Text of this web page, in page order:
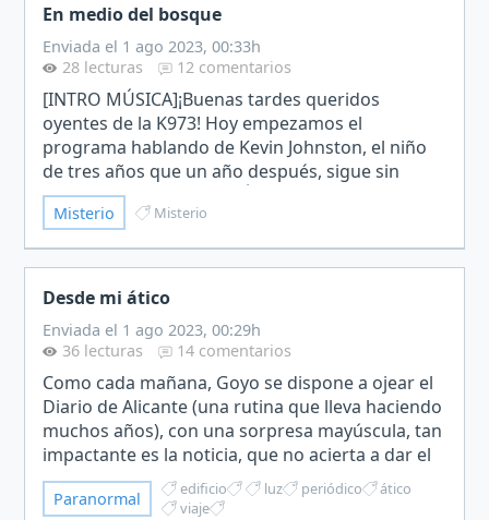
En medio del bosque
Enviada el 1 ago 2023, 00:33h
28 lecturas
12 comentarios
[INTRO MÚSICA]¡Buenas tardes queridos
oyentes de la K973! Hoy empezamos el
programa hablando de Kevin Johnston, el niño
de tres años que un año después, sigue sin
saberse su paradero.[MÚSICA SUSPENSE]La
última vez que lo vieron, estaba en el…
Misterio Misterio
Desde mi ático
Enviada el 1 ago 2023, 00:29h
36 lecturas
14 comentarios
Como cada mañana, Goyo se dispone a ojear el
Diario de Alicante (una rutina que lleva haciendo
muchos años), con una sorpresa mayúscula, tan
impactante es la noticia, que no acierta a dar el
primer sorbo a su café cargado.La portada del
diari…
Paranormal edificio luz periódico
ático
viaje